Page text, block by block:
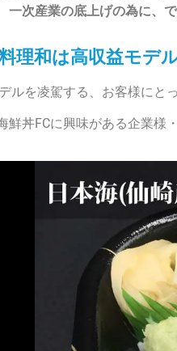
次産業の底上げの為に、
理和は高収益モデ
ルを凌駕する、お客様にと
鮮丼FCに興味がある企業様